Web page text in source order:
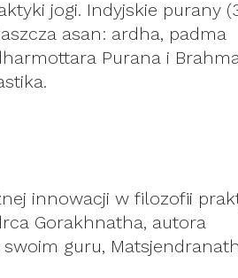
jogi. Indyjskie purany
asan: ardha, padma
Purana i
innowacji w filozofii
Gorakhnatha, autora
guru,